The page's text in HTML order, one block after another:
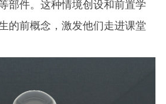
部件。这种情境创设和前置学
的前概念，激发他们走进课堂